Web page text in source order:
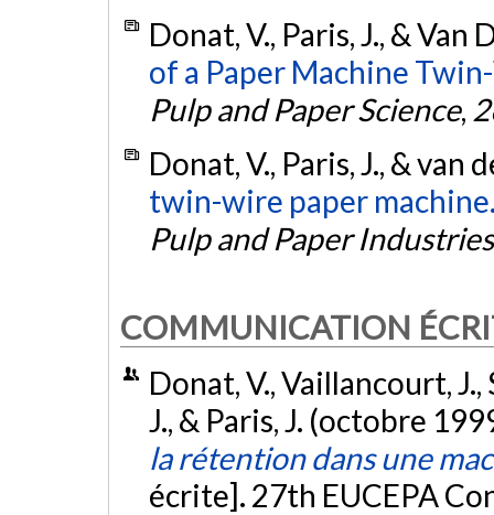
Donat, V., Paris, J., & Van
of a Paper Machine
Pulp and Paper Science,
Donat, V., Paris, J., & van
twin-wire paper
Pulp and Paper
COMMUNICATION
Donat, V., Vaillancourt, J.,
J., & Paris, J. (octobre
la rétention dans une
écrite]. 27th EUCEPA